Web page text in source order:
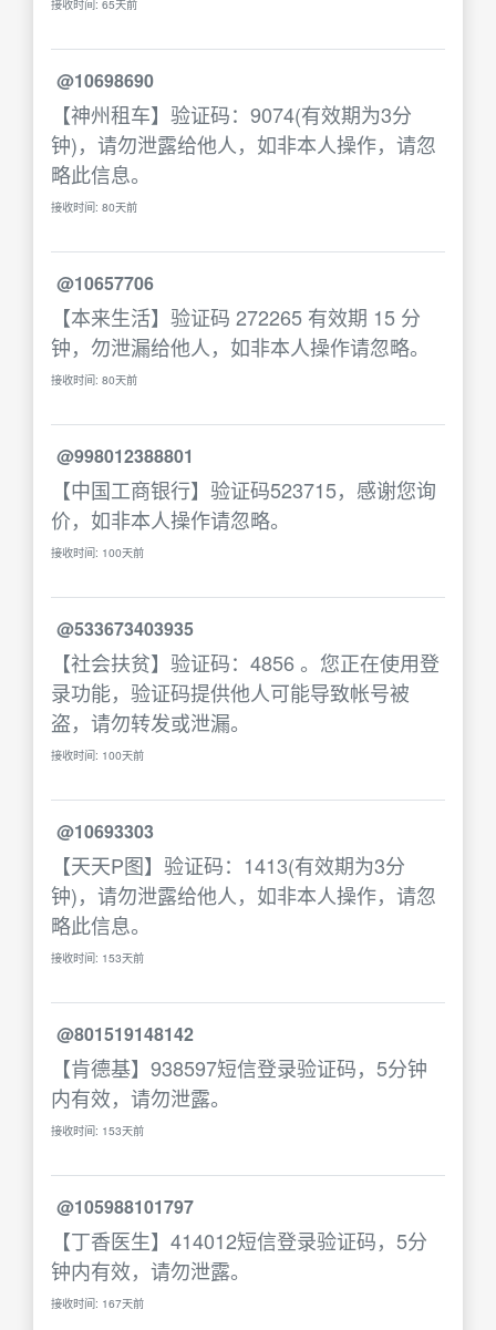
接收时间: 65天前
@10698690
【神州租车】验证码：9074(有效期为3分
钟)，请勿泄露给他人，如非本人操作，请忽
略此信息。
接收时间: 80天前
@10657706
【本来生活】验证码 272265 有效期 15 分
钟，勿泄漏给他人，如非本人操作请忽略。
接收时间: 80天前
@998012388801
【中国工商银行】验证码523715，感谢您询
价，如非本人操作请忽略。
接收时间: 100天前
@533673403935
【社会扶贫】验证码：4856 。您正在使用登
录功能，验证码提供他人可能导致帐号被
盗，请勿转发或泄漏。
接收时间: 100天前
@10693303
【天天P图】验证码：1413(有效期为3分
钟)，请勿泄露给他人，如非本人操作，请忽
略此信息。
接收时间: 153天前
@801519148142
【肯德基】938597短信登录验证码，5分钟
内有效，请勿泄露。
接收时间: 153天前
@105988101797
【丁香医生】414012短信登录验证码，5分
钟内有效，请勿泄露。
接收时间: 167天前